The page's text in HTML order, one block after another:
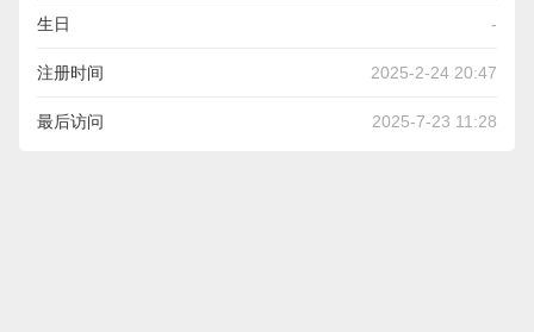
生日 -
注册时间 2025-2-24 20:47
最后访问 2025-7-23 11:28